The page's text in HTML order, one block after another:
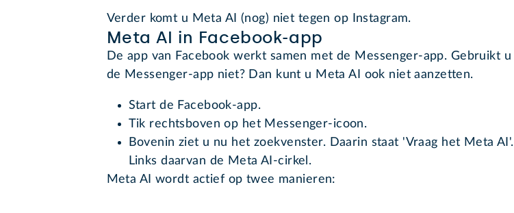
Verder komt u Meta AI (nog) niet tegen op Instagram.
Meta AI in Facebook-app
De app van Facebook werkt samen met de Messenger-app. Gebruikt u
de Messenger-app niet? Dan kunt u Meta AI ook niet aanzetten.
Start de Facebook-app.
Tik rechtsboven op het Messenger-icoon.
Bovenin ziet u nu het zoekvenster. Daarin staat 'Vraag het Meta AI'.
Links daarvan de Meta AI-cirkel.
Meta AI wordt actief op twee manieren: